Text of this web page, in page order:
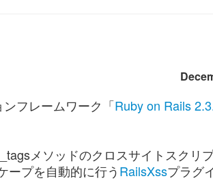
フレームワーク「Ruby on Rails
メソッドのクロスサイトスクリ
ープを自動的に行うRailsXssプラグ